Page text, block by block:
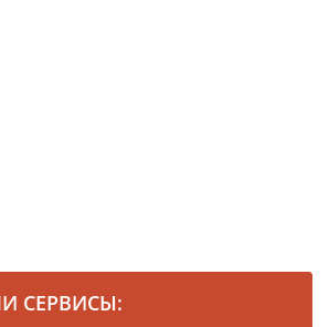
СЕРВИСЫ: